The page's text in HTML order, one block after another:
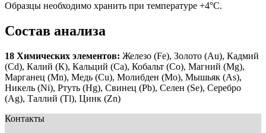
Образцы необходимо хранить при температуре +4°C.
Состав анализа
18 Химических элементов: Железо (Fe), Золото (Au), Кадмий
(Cd), Калий (К), Кальций (Ca), Кобальт (Со), Магний (Mg),
Марганец (Mn), Медь (Cu), Молибден (Мо), Мышьяк (As),
Никель (Ni), Ртуть (Hg), Свинец (Pb), Селен (Se), Серебро
(Ag), Таллий (Tl), Цинк (Zn)
Контакты